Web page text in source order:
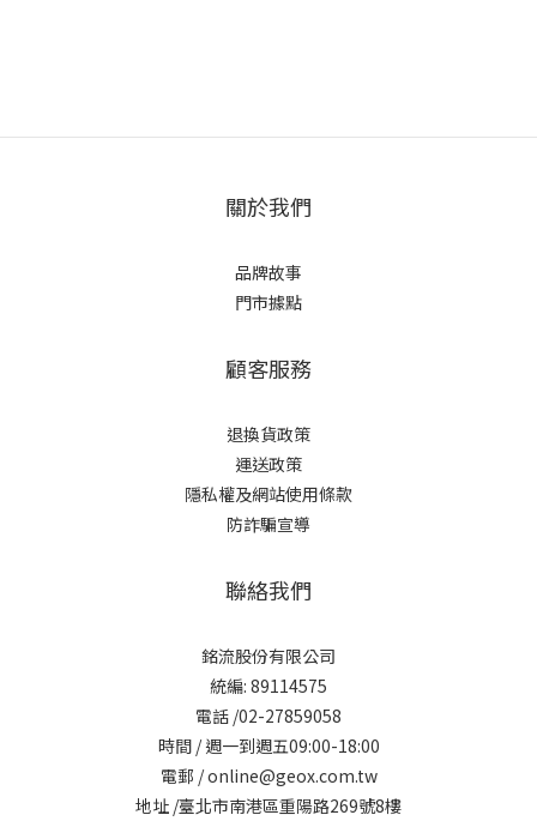
關於我們
品牌故事
門市據點
顧客服務
退換貨政策
運送政策
隱私權及網站使用條款
防詐騙宣導
聯絡我們
銘流股份有限公司
統編: 89114575
電話 /02-27859058
時間 / 週一到週五09:00-18:00
電郵 / online@geox.com.tw
地址 /臺北市南港區重陽路269號8樓